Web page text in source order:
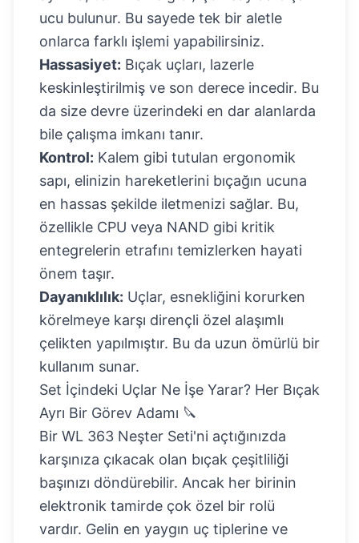
ucu bulunur. Bu sayede tek bir aletle
onlarca farklı işlemi yapabilirsiniz.
Hassasiyet: Bıçak uçları, lazerle
keskinleştirilmiş ve son derece incedir. Bu
da size devre üzerindeki en dar alanlarda
bile çalışma imkanı tanır.
Kontrol: Kalem gibi tutulan ergonomik
sapı, elinizin hareketlerini bıçağın ucuna
en hassas şekilde iletmenizi sağlar. Bu,
özellikle CPU veya NAND gibi kritik
entegrelerin etrafını temizlerken hayati
önem taşır.
Dayanıklılık: Uçlar, esnekliğini korurken
körelmeye karşı dirençli özel alaşımlı
çelikten yapılmıştır. Bu da uzun ömürlü bir
kullanım sunar.
Set İçindeki Uçlar Ne İşe Yarar? Her Bıçak
Ayrı Bir Görev Adamı 🔪
Bir WL 363 Neşter Seti'ni açtığınızda
karşınıza çıkacak olan bıçak çeşitliliği
başınızı döndürebilir. Ancak her birinin
elektronik tamirde çok özel bir rolü
vardır. Gelin en yaygın uç tiplerine ve